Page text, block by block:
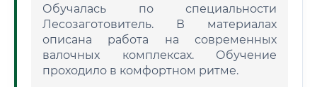
Обучалась по специальности
Лесозаготовитель. В материалах
описана работа на современных
валочных комплексах. Обучение
проходило в комфортном ритме.